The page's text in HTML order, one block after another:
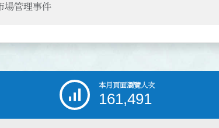
場管理事件
本月頁面瀏覽人次
161,491